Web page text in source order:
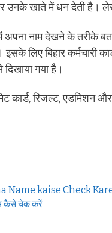
उनके खाते में धन देती है।
नाम देखने के तरीके
लिए बिहार कर्मचारी
गया है।
कार्ड, रिजल्ट, एडमिशन
Name kaise Check
कैसे चेक करें